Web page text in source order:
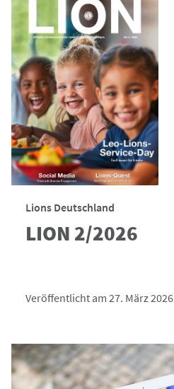
Lions Deutschland
LION 2/2026
Veröffentlicht am 27. März 2026